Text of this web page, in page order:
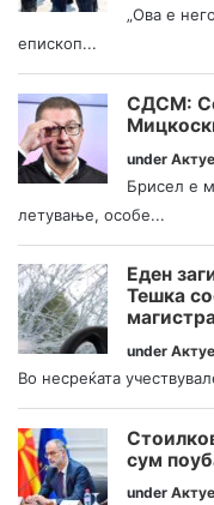
„Ова е
епископ...
СДСМ:
under
Брисел е
летување, особе...
Еден
Тешка
under
Во несреќата
сум
under